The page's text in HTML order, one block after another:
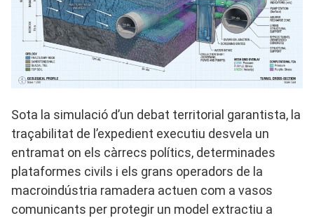
Sota la simulació d’un debat territorial garantista, la
traçabilitat de l’expedient executiu desvela un
entramat on els càrrecs polítics, determinades
plataformes civils i els grans operadors de la
macroindústria ramadera actuen com a vasos
comunicants per protegir un model extractiu a